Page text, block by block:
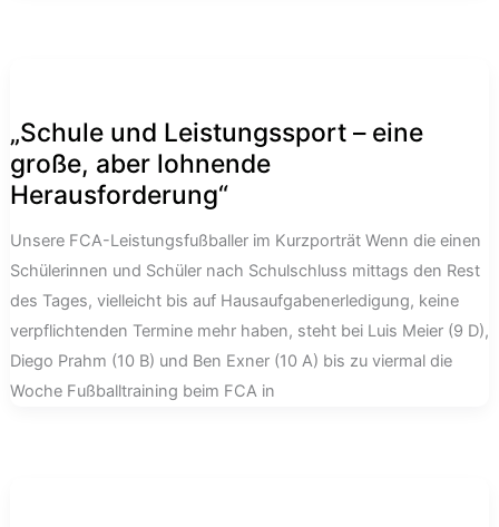
„Schule und Leistungssport – eine
große, aber lohnende
Herausforderung“
Unsere FCA-Leistungsfußballer im Kurzporträt Wenn die einen
Schülerinnen und Schüler nach Schulschluss mittags den Rest
des Tages, vielleicht bis auf Hausaufgabenerledigung, keine
verpflichtenden Termine mehr haben, steht bei Luis Meier (9 D),
Diego Prahm (10 B) und Ben Exner (10 A) bis zu viermal die
Woche Fußballtraining beim FCA in